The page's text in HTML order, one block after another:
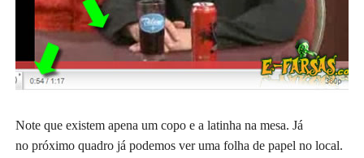
Note que existem apena um copo e a latinha na mesa. Já
no próximo quadro já podemos ver uma folha de papel no local.